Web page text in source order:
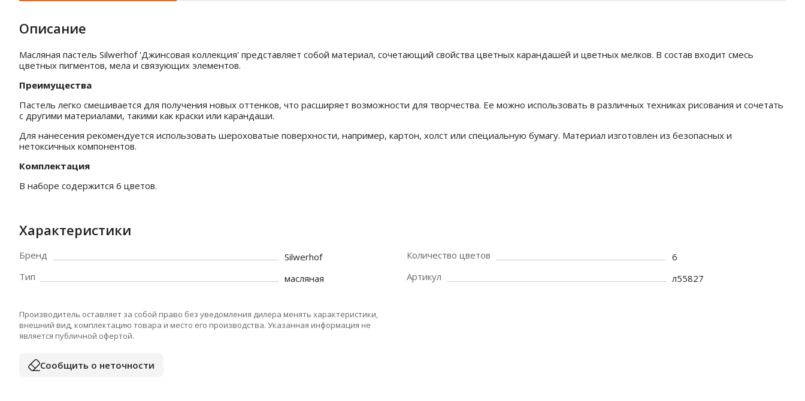
Описание
Масляная пастель Silwerhof 'Джинсовая коллекция' представляет собой материал, сочетающий свойства цветных карандашей и цветных мелков. В состав входит смесь
цветных пигментов, мела и связующих элементов.
Преимущества
Пастель легко смешивается для получения новых оттенков, что расширяет возможности для творчества. Ее можно использовать в различных техниках рисования и сочетать
с другими материалами, такими как краски или карандаши.
Для нанесения рекомендуется использовать шероховатые поверхности, например, картон, холст или специальную бумагу. Материал изготовлен из безопасных и
нетоксичных компонентов.
Комплектация
В наборе содержится 6 цветов.
Характеристики
Бренд
Silwerhof
Тип
масляная
Количество цветов
6
Артикул
л55827
Производитель оставляет за собой право без уведомления дилера менять характеристики,
внешний вид, комплектацию товара и место его производства. Указанная информация не
является публичной офертой.
Сообщить о неточности